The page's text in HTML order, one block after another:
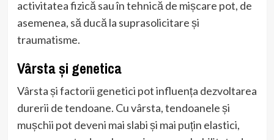
activitatea fizică sau în tehnică de mișcare pot, de
asemenea, să ducă la suprasolicitare și
traumatisme.
Vârsta și genetica
Vârsta și factorii genetici pot influența dezvoltarea
durerii de tendoane. Cu vârsta, tendoanele și
mușchii pot deveni mai slabi și mai puțin elastici,